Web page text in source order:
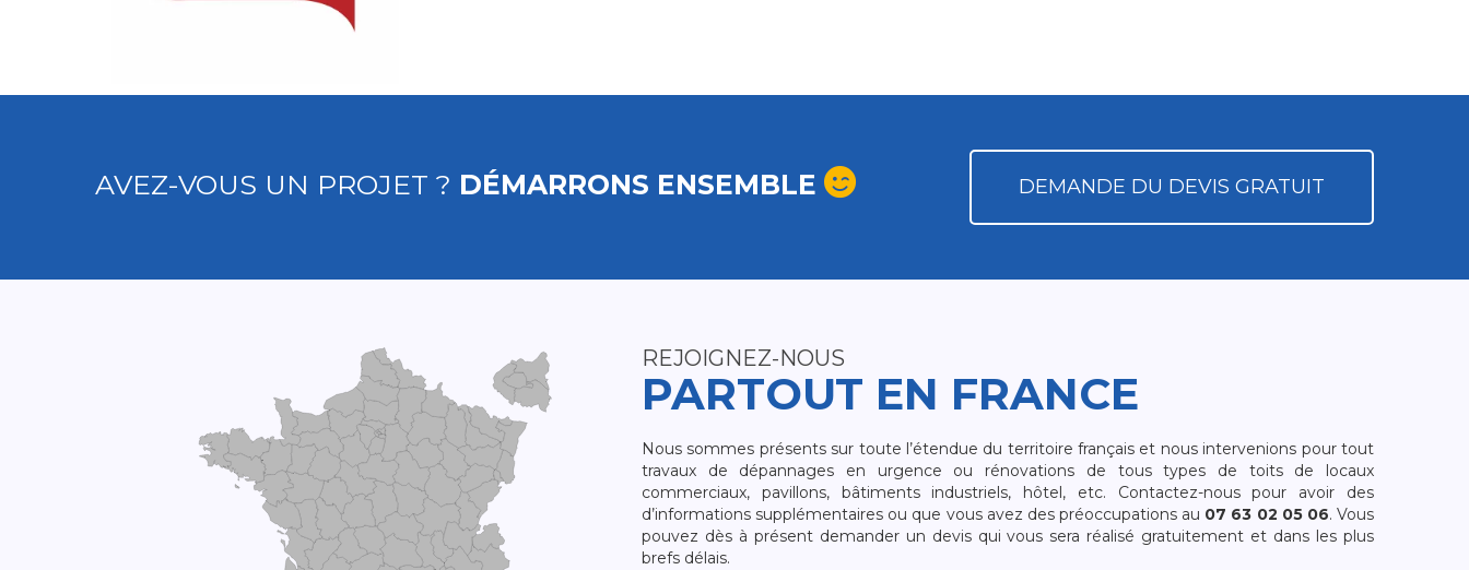
AVEZ-VOUS UN PROJET ? DÉMARRONS ENSEMBLE DEMANDE DU DEVIS GRATUIT
REJOIGNEZ-NOUS
PARTOUT EN FRANCE
Nous sommes présents sur toute l’étendue du territoire français et nous intervenions pour tout
travaux de dépannages en urgence ou rénovations de tous types de toits de locaux
commerciaux, pavillons, bâtiments industriels, hôtel, etc. Contactez-nous pour avoir des
d’informations supplémentaires ou que vous avez des préoccupations au 07 63 02 05 06. Vous
pouvez dès à présent demander un devis qui vous sera réalisé gratuitement et dans les plus
brefs délais.